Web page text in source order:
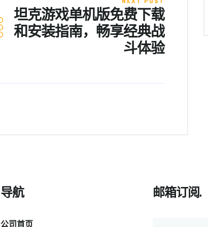
坦克游戏单机版免费下载
和安装指南，畅享经典战
斗体验
导航
公司首页
邮箱订阅.